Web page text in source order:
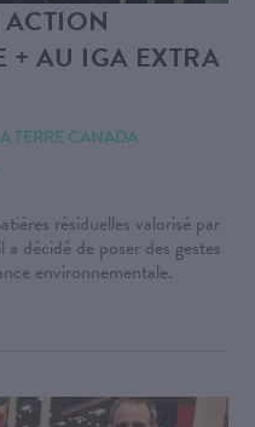
+ AU IGA EXTRA
TERRE CANADA
résiduelles valorisé par
décidé de poser des gestes
environnementale.